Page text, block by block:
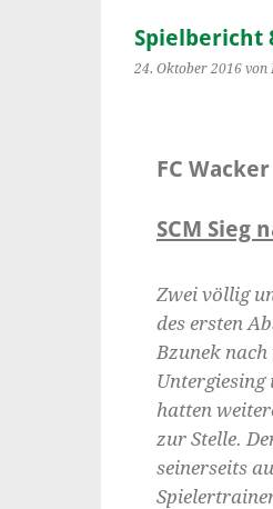
Spielbericht
24. Oktober 2016 von
FC
SCM Sieg
Zwei völlig
des ersten
Bzunek
Untergiesing
hatten
zur Stelle.
seinerseits